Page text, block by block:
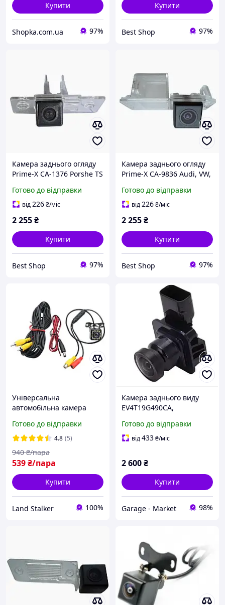
Купити
Shopka.com.ua 97%
Купити
Best Shop 97%
Камера заднього огляду
Prime-X CA-1376 Porshe TS
Готово до відправки
від226₴/міс
2 255₴
Купити
Best Shop 97%
Камера заднього огляду
Prime-X CA-9836 Audi, VW,
Готово до відправки
від226₴/міс
2 255₴
Купити
Best Shop 97%
Універсальна
автомобільна камера
світлодіодами (кут 170°,
нічне бачення)
Готово до відправки
4.8 (5)
539₴/пара
940 ₴/пара
Купити
Land Stalker 100%
Камера заднього виду
EV4T19G490CA,
Kuga 2013-2017 (00077)
Готово до відправки
від433₴/міс
2 600₴
Купити
Garage - Market 98%